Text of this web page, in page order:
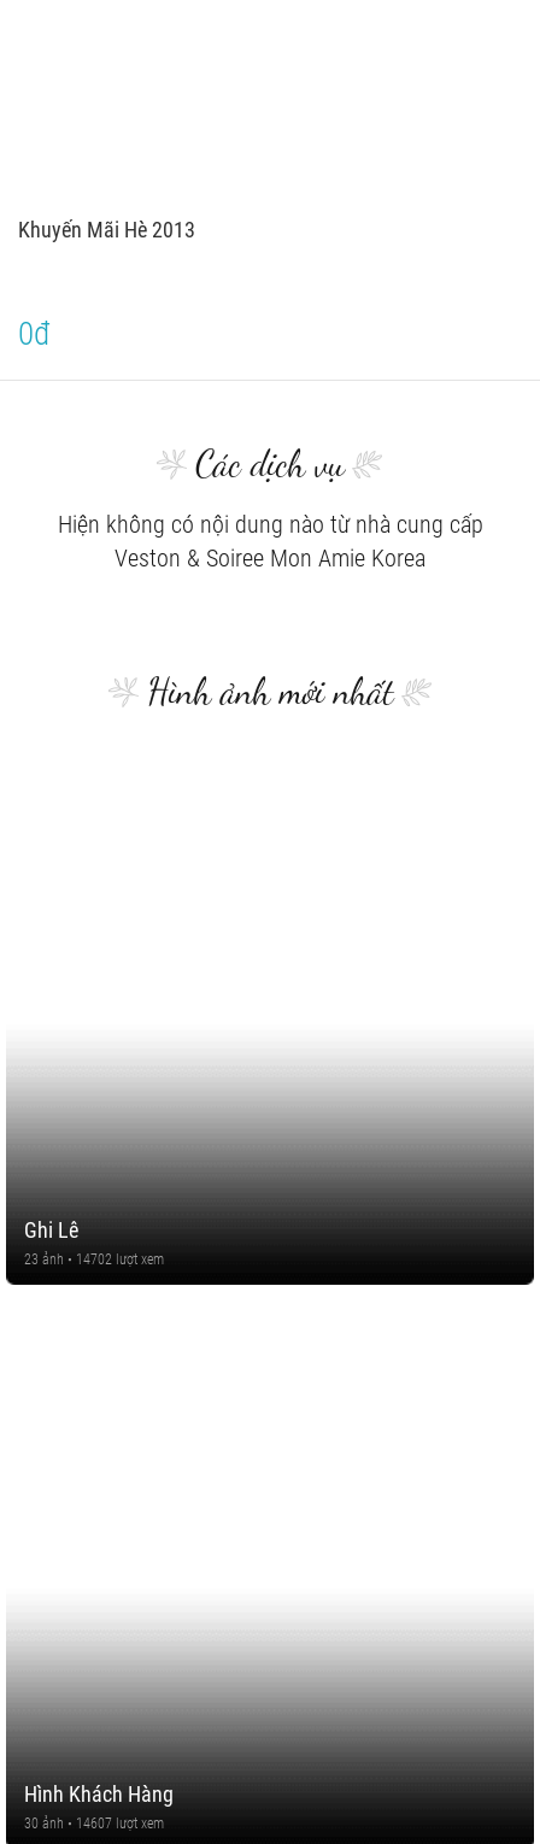
Khuyến Mãi Hè 2013
0đ
Các dịch vụ
Hiện không có nội dung nào từ nhà cung cấp
Veston & Soiree Mon Amie Korea
Hình ảnh mới nhất
Ghi Lê
23 ảnh • 14702 lượt xem
Hình Khách Hàng
30 ảnh • 14607 lượt xem